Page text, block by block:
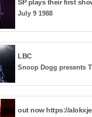
July 9 1988
LBC